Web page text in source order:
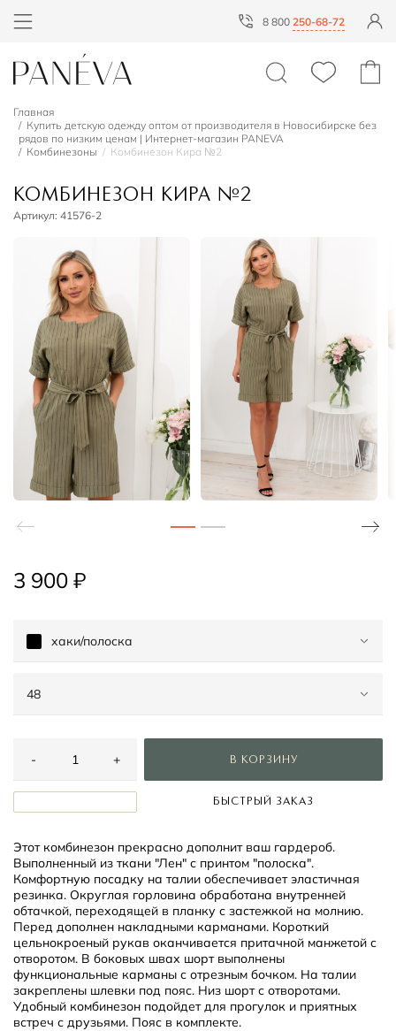
8 800 250-68-72
Главная
Купить детскую одежду оптом от производителя в Новосибирске без
рядов по низким ценам | Интернет-магазин PANEVA
Комбинезоны
Комбинезон Кира №2
КОМБИНЕЗОН КИРА №2
Артикул: 41576-2
3 900 ₽
хаки/полоска
48
- + В КОРЗИНУ
БЫСТРЫЙ ЗАКАЗ
Этот комбинезон прекрасно дополнит ваш гардероб.
Выполненный из ткани "Лен" с принтом "полоска".
Комфортную посадку на талии обеспечивает эластичная
резинка. Округлая горловина обработана внутренней
обтачкой, переходящей в планку с застежкой на молнию.
Перед дополнен накладными карманами. Короткий
цельнокроеный рукав оканчивается притачной манжетой с
отворотом. В боковых швах шорт выполнены
функциональные карманы с отрезным бочком. На талии
закреплены шлевки под пояс. Низ шорт с отворотами.
Удобный комбинезон подойдет для прогулок и приятных
встреч с друзьями. Пояс в комплекте.